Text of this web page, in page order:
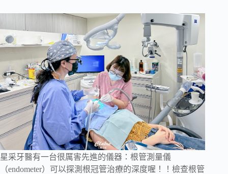
星采牙醫有一台很厲害先進的儀器：根管測量儀
（endometer）可以探測根冠管治療的深度喔！！檢查根管